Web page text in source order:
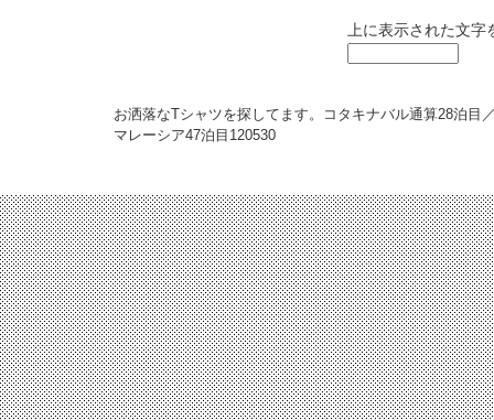
上に表示された文
お洒落なTシャツを探してます。コタキナバル通算28泊目
マレーシア47泊目 120530